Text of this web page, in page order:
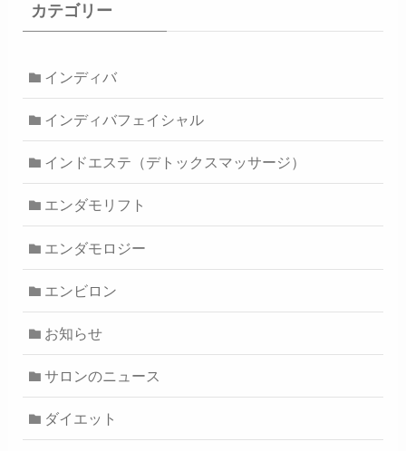
カテゴリー
インディバ
インディバフェイシャル
インドエステ（デトックスマッサージ）
エンダモリフト
エンダモロジー
エンビロン
お知らせ
サロンのニュース
ダイエット